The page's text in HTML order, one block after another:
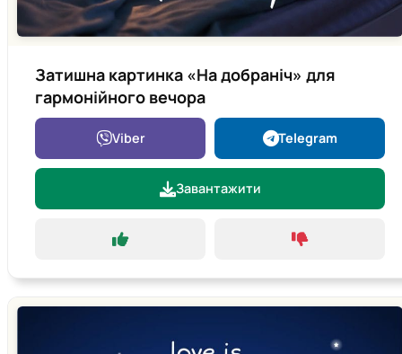
Затишна картинка «На добраніч» для
гармонійного вечора
Viber Telegram
Завантажити